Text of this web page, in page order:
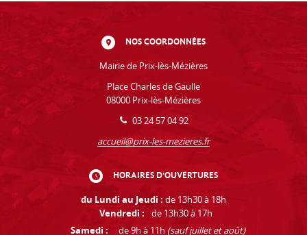
NOS COORDONNÉES
Mairie de Prix-lès-Mézières
Place Charles de Gaulle
08000 Prix-lès-Mézières
03 24 57 04 92
accueil@prix-les-mezieres.fr
HORAIRES D'OUVERTURES
du Lundi au Jeudi : de 13h30 à 18h
Vendredi :
de 13h30 à 17h
Samedi :
de 9h à 11h (sauf juillet et août)